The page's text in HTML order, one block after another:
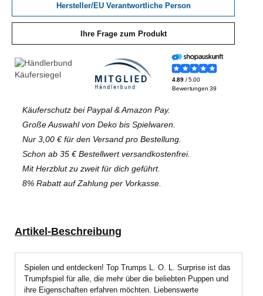
Hersteller/EU Verantwortliche Person
Ihre Frage zum Produkt
Käuferschutz bei Paypal & Amazon Pay.
Große Auswahl von Deko bis Spielwaren.
Nur 3,00 € für den Versand pro Bestellung.
Schon ab 35 € Bestellwert versandkostenfrei.
Mit Herzblut zu zweit für dich geführt.
8% Rabatt auf Zahlung per Vorkasse.
Artikel-Beschreibung
Spielen und entdecken! Top Trumps L. O. L. Surprise ist das
Trumpfspiel für alle, die mehr über die beliebten Puppen und
ihre Eigenschaften erfahren möchten. Liebenswerte